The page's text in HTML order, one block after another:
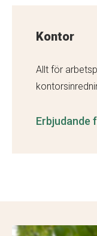
Kontor
Allt för
Erbjudande